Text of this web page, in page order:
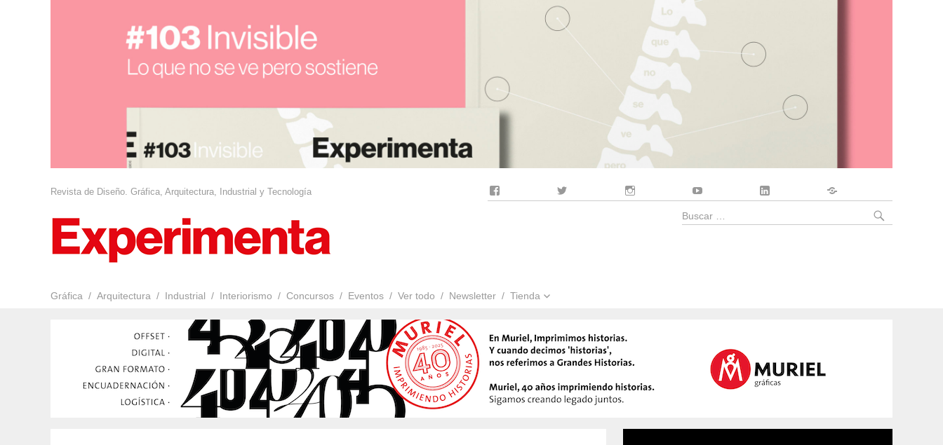
Revista de Diseño. Gráfica, Arquitectura, Industrial y Tecnología
Gráfica Arquitectura Industrial Interiorismo Concursos Eventos Ver todo Newsletter Tienda
Buscar